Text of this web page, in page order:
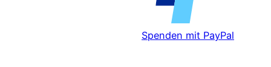
Spenden mit PayPal